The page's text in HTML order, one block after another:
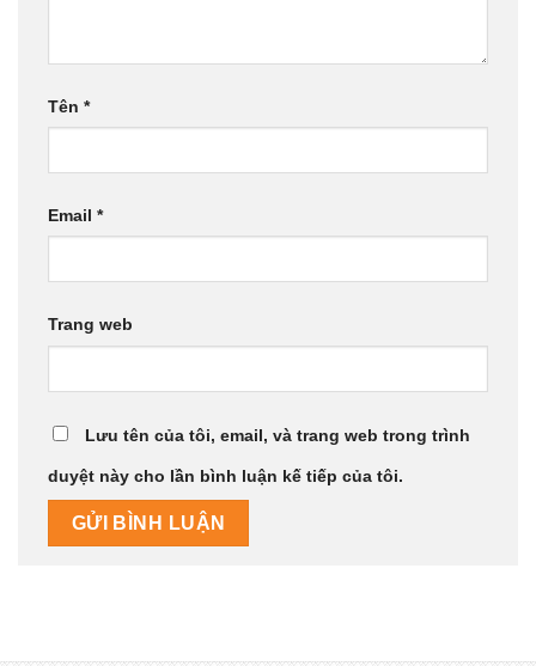
Tên *
Email *
Trang web
Lưu tên của tôi, email, và trang web trong trình
duyệt này cho lần bình luận kế tiếp của tôi.